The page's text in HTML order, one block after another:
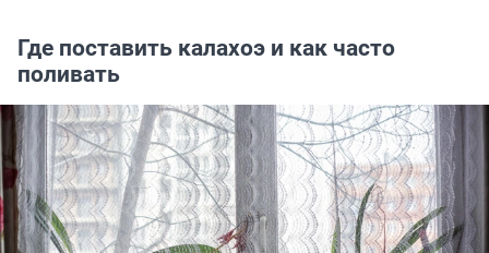
Где поставить калахоэ и как часто
поливать